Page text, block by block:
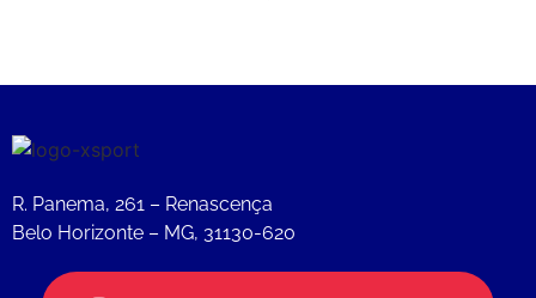
R. Panema, 261 – Renascença
Belo Horizonte – MG, 31130-620